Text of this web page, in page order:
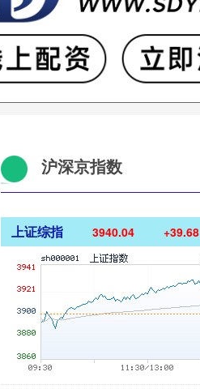
沪深京指数
上证综指 3940.04 +39.68